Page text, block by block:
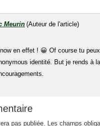
Meurin(Auteur de l'article)
en effet ! 😀 Of course tu
identité. But je rends à
pas publiée. Les champs